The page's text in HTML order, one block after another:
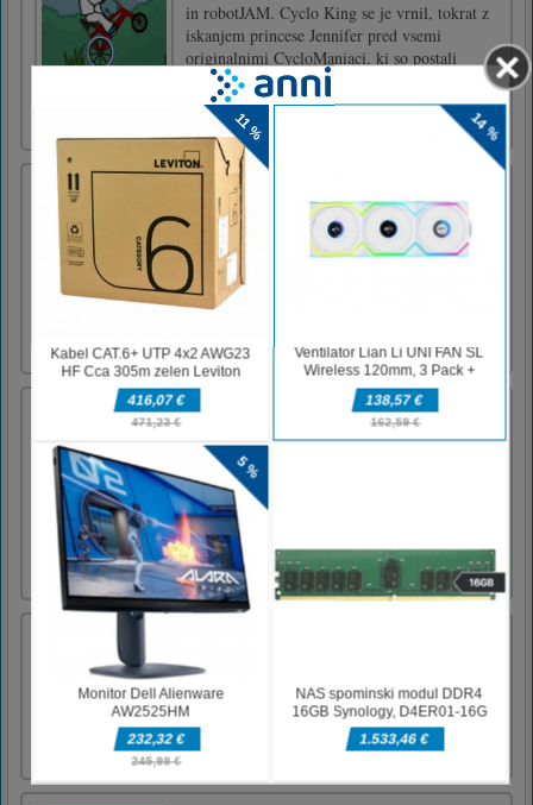
in robotJAM. Cyclo King se je vrnil, tokrat z
iskanjem princese Jennifer pred vsemi
originalnimi CycloManiaci, ki so postali
nindži v tematskem parku ninja.39 novih
skladb, 50 kolesarjev, mini iger in veliko
skritih stvari.X ali Space = Ju [...]
Otroško čistilno dvorišče
Kids Cleanup House je čistilna igra. Če vas
zanima opravljanje gospodinjskih opravil in se
jih želite naučiti, potem je to popolna igra za
vas. Ta igra je sestavljena iz skupno 4 delov.
Očistite lahko hišico kužka, mačjo nosilko,
mobilni [...]
Superhero Police Speed Hero: Reševalna
Dirkajte s svojim avtomobilom skozi mestni
promet v igri super junakov. V simulatorju
lahkega junaka se kot svetlobni robot
odpravite do reševalnega vozila, nato pa
vozite reševalno vozilo v reševalni misiji hitrega junaka v izrednih
razmerah. Pripeljite pacienta, poškodovano, op [...]
Napolnite prazne ploščice z uporabo različnih
blokov. Pri polnjenju praznih ploščic
uporabite svoje spretnosti uganke. Ali lahko
dokončate vseh 50 stopenj?- Povlecite z miško
ali dotikom